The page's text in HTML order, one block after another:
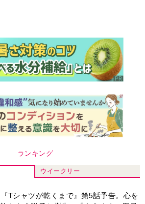
明日の『風、薫る』あらすじ。ついに感
染が収束。黒川は、りんにある提案をす
る＜ネタバレあり＞
【もうムリ！ご近所姑】「こんなもん捨
ててまえ！」おばさんに怒鳴られ、傷つ
く息子。私たちが取った行動は…【第3
話】
『風、薫る』次週予告。東京に戻ったり
す」と告げたのは…
明日の『風、薫る』あらすじ。りん、直